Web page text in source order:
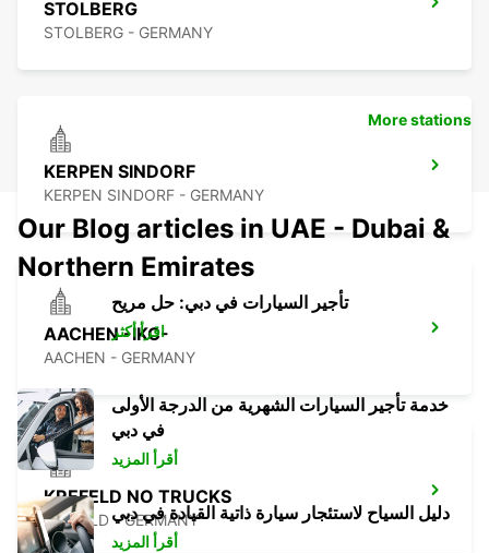
STOLBERG
STOLBERG - GERMANY
KERPEN SINDORF
KERPEN SINDORF - GERMANY
AACHEN -IKC-
AACHEN - GERMANY
KREFELD NO TRUCKS
KREFELD - GERMANY
More stations
Our Blog articles in UAE - Dubai &
Northern Emirates
تأجير السيارات في دبي: حل مريح
اقرأ أكثر
خدمة تأجير السيارات الشهرية من الدرجة الأولى
في دبي
أقرأ المزيد
دليل السياح لاستئجار سيارة ذاتية القيادة في دبي
أقرأ المزيد